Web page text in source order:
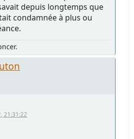
depuis longtemps que
condamnée à plus ou
21:31:22